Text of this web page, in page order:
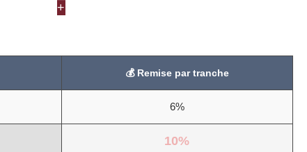
+
Remise par tranche
6%
10%